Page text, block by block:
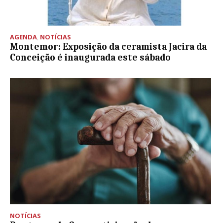
AGENDA, NOTÍCIAS
Montemor: Exposição da ceramista Jacira da
Conceição é inaugurada este sábado
NOTÍCIAS